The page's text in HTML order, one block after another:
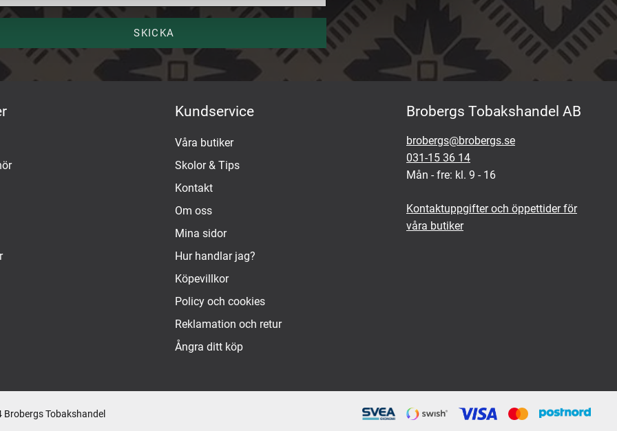
SKICKA
Kundservice
Våra butiker
Skolor & Tips
Kontakt
Om oss
Mina sidor
Hur handlar jag?
Köpevillkor
Policy och cookies
Reklamation och retur
Ångra ditt köp
Brobergs Tobakshandel AB
brobergs@brobergs.se
031-15 36 14
Mån - fre: kl. 9 - 16
Kontaktuppgifter och öppettider för
våra butiker
Tobakshandel